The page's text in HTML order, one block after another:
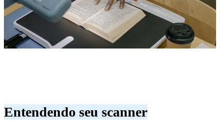
Entendendo seu scanner